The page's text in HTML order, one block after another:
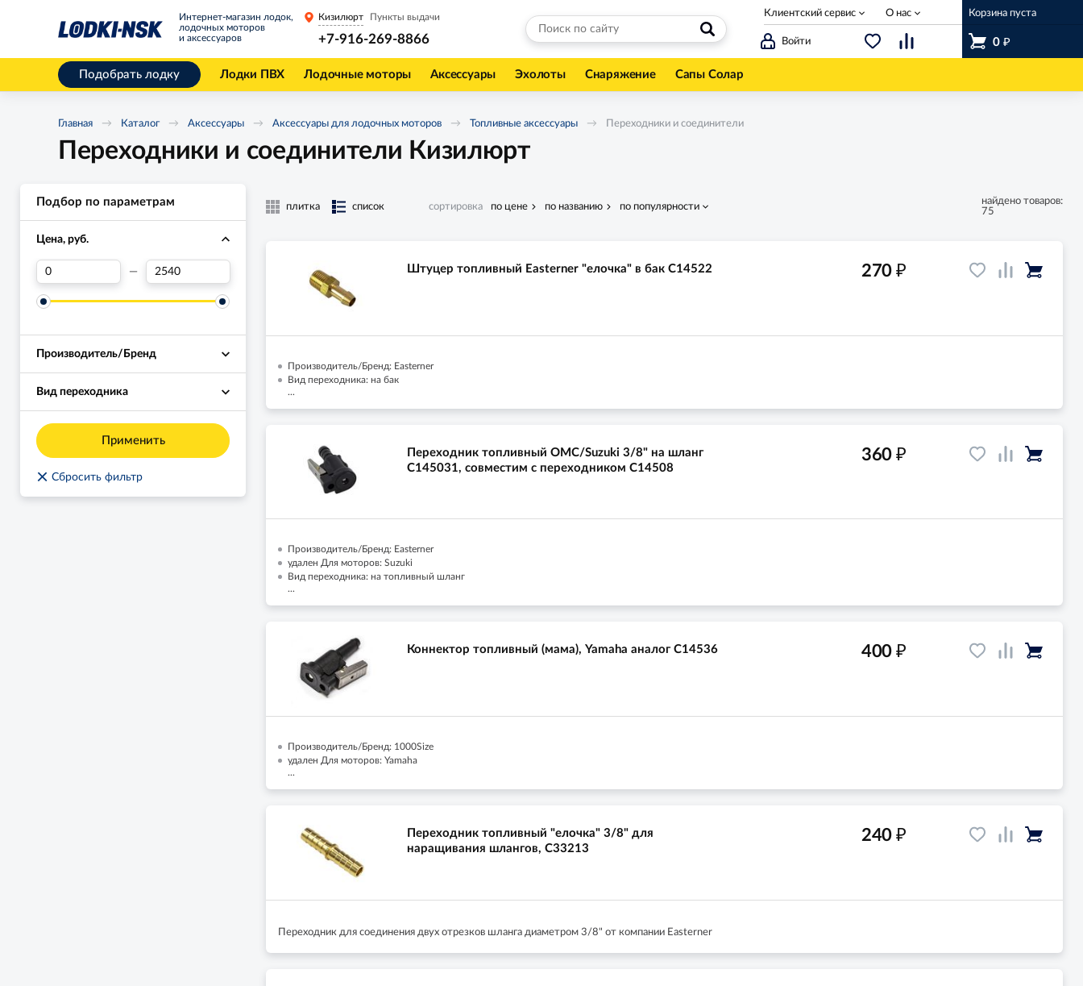
Интернет-магазин лодок,
лодочных моторов
и аксессуаров
Войти
Корзина пуста
0 ₽
Кизилюрт Пункты выдачи
+7-916-269-8866
Клиентский сервис О нас
Подобрать лодку Лодки ПВХ Лодочные моторы Аксессуары Эхолоты Снаряжение Сапы Солар
Главная Каталог Аксессуары Аксессуары для лодочных моторов Топливные аксессуары Переходники и соединители
Переходники и соединители Кизилюрт
Подбор по параметрам
Цена, руб.
—
Производитель/Бренд
Вид переходника
Применить
× Сбросить фильтр
плитка список сортировка по цене по названию по популярности
найдено товаров:
75
Штуцер топливный Easterner "елочка" в бак C14522
Производитель/Бренд: Easterner
Вид переходника: на бак
...
270 ₽
Переходник топливный OMC/Suzuki 3/8" на шланг
C145031, совместим с переходником C14508
Производитель/Бренд: Easterner
удален Для моторов: Suzuki
Вид переходника: на топливный шланг
...
360 ₽
Коннектор топливный (мама), Yamaha аналог C14536
Производитель/Бренд: 1000Size
удален Для моторов: Yamaha
...
400 ₽
Переходник топливный "елочка" 3/8" для
наращивания шлангов, C33213
Переходник для соединения двух отрезков шланга диаметром 3/8" от компании Easterner
240 ₽